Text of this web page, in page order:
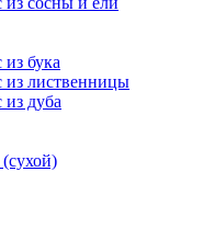
бука
из лиственницы
дуба